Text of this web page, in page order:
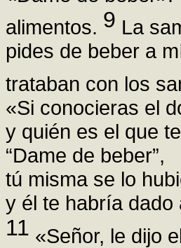
alimentos. 9 La
pides de beber a
trataban con los
«Si conocieras el
y quién es el que
“Dame de beber”,
tú misma se lo
y él te habría dado
11 «Señor, le dijo